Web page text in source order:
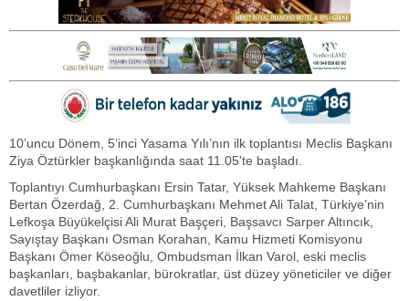
10’uncu Dönem, 5’inci Yasama Yılı’nın ilk toplantısı Meclis Başkanı
Ziya Öztürkler başkanlığında saat 11.05'te başladı.
Toplantıyı Cumhurbaşkanı Ersin Tatar, Yüksek Mahkeme Başkanı
Bertan Özerdağ, 2. Cumhurbaşkanı Mehmet Ali Talat, Türkiye’nin
Lefkoşa Büyükelçisi Ali Murat Başçeri, Başsavcı Sarper Altıncık,
Sayıştay Başkanı Osman Korahan, Kamu Hizmeti Komisyonu
Başkanı Ömer Köseoğlu, Ombudsman İlkan Varol, eski meclis
başkanları, başbakanlar, bürokratlar, üst düzey yöneticiler ve diğer
davetliler izliyor.